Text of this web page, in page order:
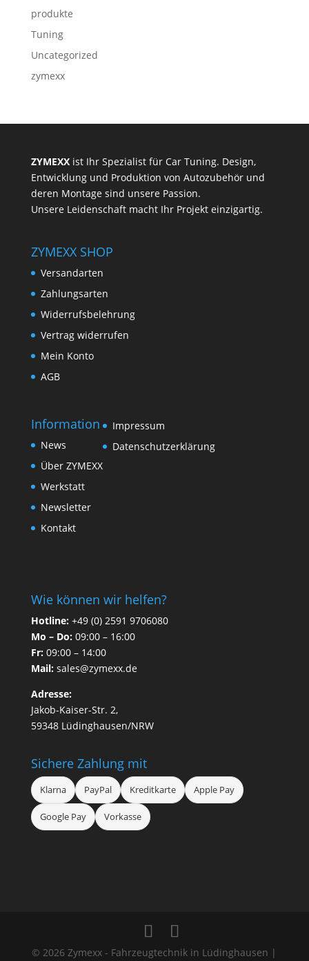
produkte
Tuning
Uncategorized
zymexx
ZYMEXXist Ihr Spezialist für Car Tuning. Design,
Entwicklung und Produktion von Autozubehör und
deren Montage sind unsere Passion.
Unsere Leidenschaft macht Ihr Projekt einzigartig.
ZYMEXX SHOP
Versandarten
Zahlungsarten
Widerrufsbelehrung
Vertrag widerrufen
Mein Konto
AGB
Information
News
Über ZYMEXX
Werkstatt
Newsletter
Kontakt
Impressum
Datenschutzerklärung
Wie können wir helfen?
Hotline:+49 (0) 2591 9706080
Mo – Do:09:00 – 16:00
Fr:09:00 – 14:00
Mail:sales@zymexx.de
Adresse:
Jakob-Kaiser-Str. 2,
59348 Lüdinghausen/NRW
Sichere Zahlung mit
Klarna PayPal Kreditkarte Apple Pay
Google Pay Vorkasse
© 2026 Zymexx - Fahrzeugtechnik in Lüdinghausen |